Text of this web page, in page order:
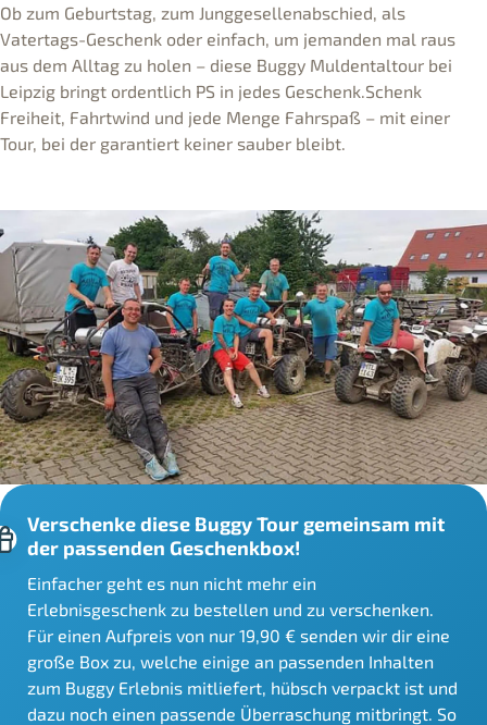
Ob zum Geburtstag, zum Junggesellenabschied, als
Vatertags-Geschenk oder einfach, um jemanden mal raus
aus dem Alltag zu holen – diese Buggy Muldentaltour bei
Leipzig bringt ordentlich PS in jedes Geschenk.Schenk
Freiheit, Fahrtwind und jede Menge Fahrspaß – mit einer
Tour, bei der garantiert keiner sauber bleibt.
Verschenke diese Buggy Tour gemeinsam mit
der passenden Geschenkbox!
Einfacher geht es nun nicht mehr ein
Erlebnisgeschenk zu bestellen und zu verschenken.
Für einen Aufpreis von nur 19,90 € senden wir dir eine
große Box zu, welche einige an passenden Inhalten
zum Buggy Erlebnis mitliefert, hübsch verpackt ist und
dazu noch einen passende Überraschung mitbringt. So